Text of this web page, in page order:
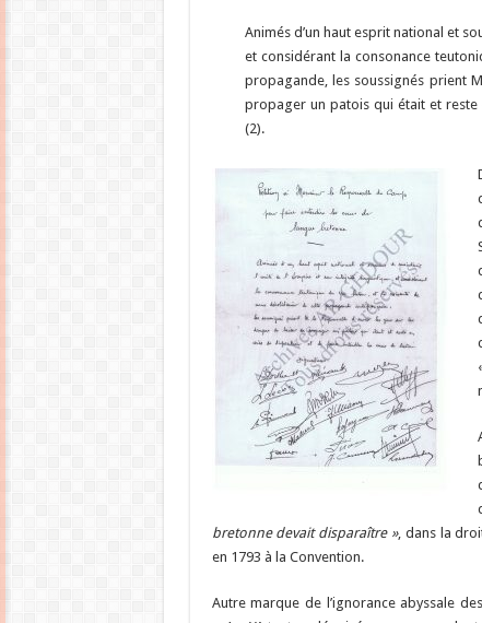
Animés d’un haut esprit national et
et considérant la consonance
propagande, les soussignés prient
propager un patois qui était et
(2).
bretonne devait disparaître », dans la
en 1793 à la Convention.
Autre marque de l’ignorance abyssale